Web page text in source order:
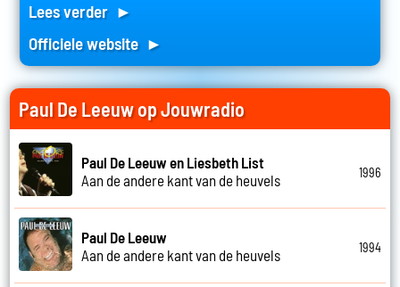
Lees verder ►
Officiele website ►
Paul De Leeuw op Jouwradio
Paul De Leeuw en Liesbeth List
Aan de andere kant van de heuvels
1996
Paul De Leeuw
Aan de andere kant van de heuvels
1994